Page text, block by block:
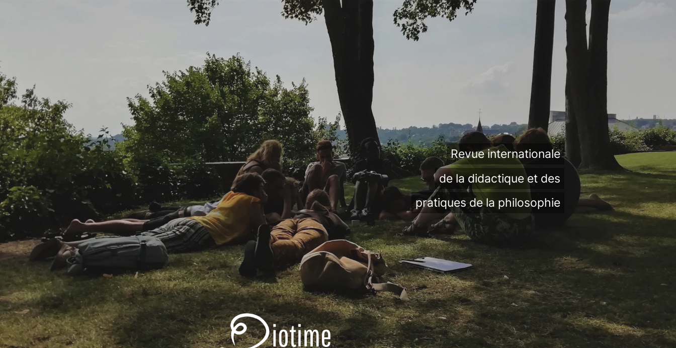
Revue internationale
de la didactique et des
pratiques de la philosophie